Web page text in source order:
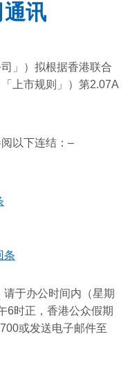
讯
」）拟根据香港联合
上市规则」）第2.07A
以下连结：–
条
于办公时间内（星期
6时正，香港公众假期
或发送电子邮件至